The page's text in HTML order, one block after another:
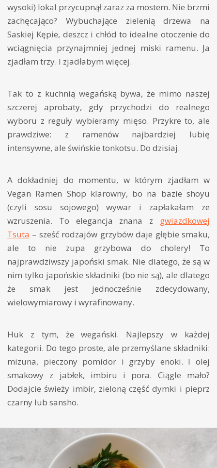
wysoki) lokal przycupnął zaraz za mostem. Nie brzmi
zachęcająco? Wybuchające zielenią drzewa na
Saskiej Kępie, deszcz i chłód to idealne otoczenie do
wciągnięcia przynajmniej jednej miski ramenu. Ja
zjadłam trzy. I zjadłabym więcej.
Tak to z kuchnią wegańską bywa, że mimo naszej
szczerej aprobaty, gdy przychodzi do realnego
wyboru z reguły wybieramy mięso. Przykre to, ale
prawdziwe: z ramenów najbardziej lubię
intensywne, ale świńskie tonkotsu. Do dzisiaj.
A dokładniej do momentu, w którym zjadłam w
Vegan Ramen Shop klarowny, bo na bazie shoyu
(czyli sosu sojowego) wywar i zapłakałam ze
wzruszenia. To elegancja znana z gwiazdkowej
Tsuta – sześć rodzajów grzybów daje głębie smaku,
ale to nie zupa grzybowa do cholery! To
najprawdziwszy japoński smak. Nie dlatego, że są w
nim tylko japońskie składniki (bo nie są), ale dlatego
że smak jest jednocześnie zdecydowany,
wielowymiarowy i wyrafinowany.
Huk z tym, że wegański. Najlepszy w każdej
kategorii. Do tego proste, ale przemyślane składniki:
mizuna, pieczony pomidor i grzyby enoki. I olej
smakowy z jabłek, imbiru i pora. Ciągle mało?
Dodajcie świeży imbir, zieloną część dymki i pieprz
czarny lub sansho.